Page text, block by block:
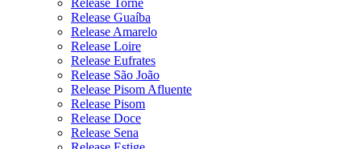
Release Torne
Release Guaíba
Release Amarelo
Release Loire
Release Eufrates
Release São João
Release Pisom Afluente
Release Pisom
Release Doce
Release Sena